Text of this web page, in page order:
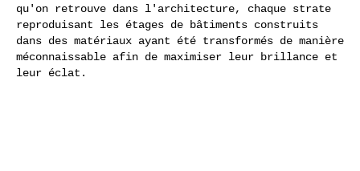
qu'on retrouve dans l'architecture, chaque strate
reproduisant les étages de bâtiments construits
dans des matériaux ayant été transformés de manière
méconnaissable afin de maximiser leur brillance et
leur éclat.